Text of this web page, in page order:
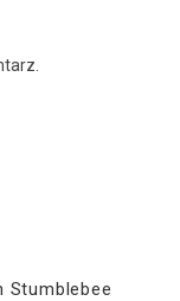
Stumblebee